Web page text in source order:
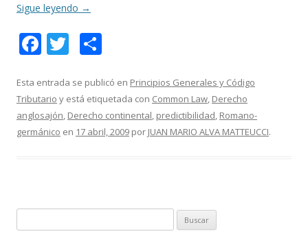
Sigue leyendo →
F
e
b
o
T
itt
er
m
p
ar
Esta entrada se publicó en Principios Generales y Código
Tributario y está etiquetada con Common Law, Derecho
anglosajón, Derecho continental, predictibilidad, Romano-
germánico en 17 abril, 2009 por JUAN MARIO ALVA MATTEUCCI.
u